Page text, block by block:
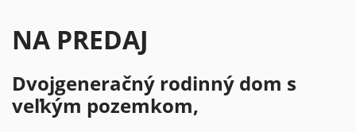
NA PREDAJ
Dvojgeneračný rodinný dom s
veľkým pozemkom,